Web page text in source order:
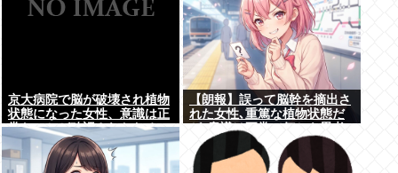
京大病院で脳が破壊され植物
状態になった女性、意識は正
常なことが確認されおわる
【朗報】誤って脳幹を摘出さ
れた女性､重篤な植物状態だ
が､意識は正常で何かを思考
していると判明